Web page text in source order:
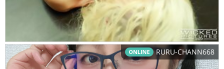
RURU-CHANN668